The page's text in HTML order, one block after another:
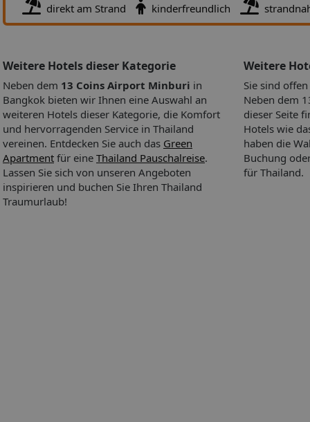
direkt am Strand kinderfreundlich
Weitere Hotels dieser Kategorie
Neben dem 13 Coins Airport Minburi in
Bangkok bieten wir Ihnen eine Auswahl an
weiteren Hotels dieser Kategorie, die Komfort
und hervorragenden Service in Thailand
vereinen. Entdecken Sie auch das Green
Apartment für eine Thailand Pauschalreise.
Lassen Sie sich von unseren Angeboten
inspirieren und buchen Sie Ihren Thailand
Traumurlaub!
Weitere
Sie sind
Neben dem
dieser Seite
Hotels wie
haben die
Buchung
für Thailand.